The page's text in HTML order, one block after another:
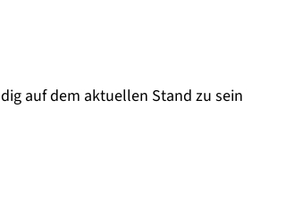
auf dem aktuellen Stand zu sein